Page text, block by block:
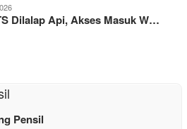
Dilalap Api, Akses Masuk W…
Pensil